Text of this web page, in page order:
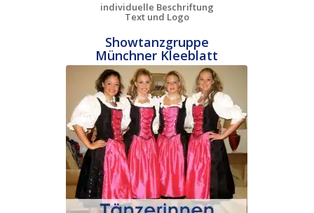
individuelle Beschriftung
Text und Logo
Showtanzgruppe
Münchner Kleeblatt